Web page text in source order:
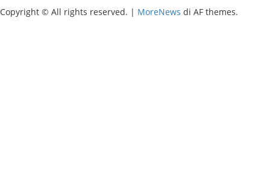
Copyright © All rights reserved. | MoreNews di AF themes.